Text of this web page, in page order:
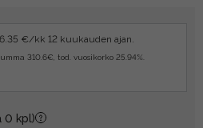
€/kk 12 kuukauden ajan.
310.6€, tod. vuosikorko 25.94%.
0 kpl)